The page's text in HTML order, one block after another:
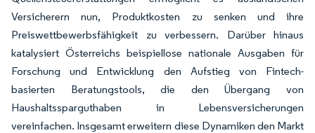
Versicherern nun, Produktkosten zu senken und ihre
Preiswettbewerbsfähigkeit zu verbessern. Darüber hinaus
katalysiert Österreichs beispiellose nationale Ausgaben für
Forschung und Entwicklung den Aufstieg von Fintech-
basierten Beratungstools, die den Übergang von
Haushaltssparguthaben in Lebensversicherungen
vereinfachen. Insgesamt erweitern diese Dynamiken den Markt